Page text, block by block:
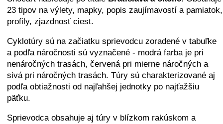
23 tipov na výlety, mapky, popis zaujímavostí a pamiatok,
profily, zjazdnosť ciest.
Cyklotúry sú na začiatku sprievodcu zoradené v tabuľke
a podľa náročnosti sú vyznačené - modrá farba je pri
nenáročných trasách, červená pri mierne náročných a
sivá pri náročných trasách. Túry sú charakterizované aj
podľa obtiažnosti od najľahšej jednotky po najťažšiu
päťku.
Sprievodca obsahuje aj túry v blízkom rakúskom a